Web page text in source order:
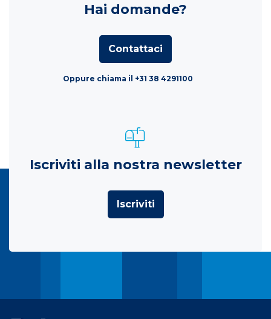
Hai domande?
Contattaci
Oppure chiama il +31 38 4291100
Iscriviti alla nostra newsletter
Iscriviti